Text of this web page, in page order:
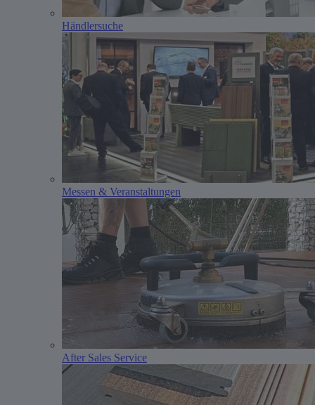
Händlersuche
Messen & Veranstaltungen
After Sales Service